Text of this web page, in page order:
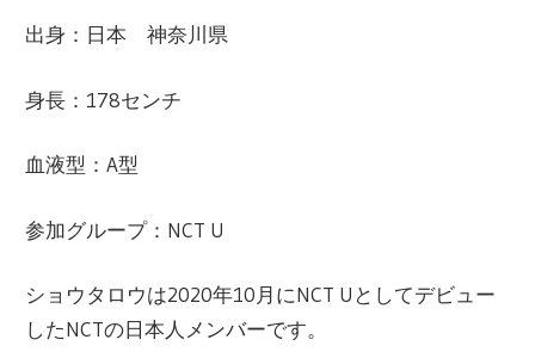
出身：日本 神奈川県
身長：178センチ
血液型：A型
参加グループ：NCT U
ショウタロウは2020年10月にNCT Uとしてデビュー
したNCTの日本人メンバーです。